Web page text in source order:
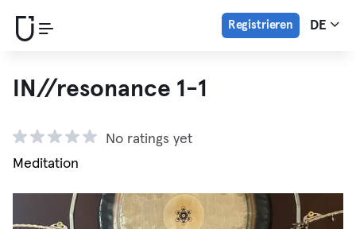
Registrieren DE
IN//resonance 1-1
No ratings yet
Meditation